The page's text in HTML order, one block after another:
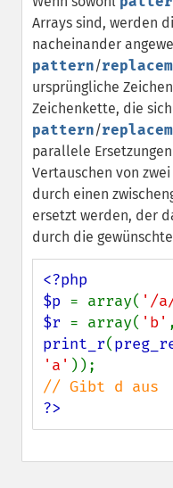
Arrays sind, werden
nacheinander
pattern/
ursprüngliche
Zeichenkette, die
pattern/
parallele
Vertauschen von
durch einen
ersetzt werden, der
durch die
<?php
$p = array( '/
$r = array( 'b'
print_r(
'a'
?>